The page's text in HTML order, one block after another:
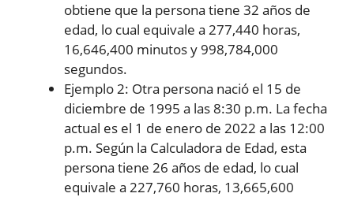
obtiene que la persona tiene 32 años de
edad, lo cual equivale a 277,440 horas,
16,646,400 minutos y 998,784,000
segundos.
Ejemplo 2: Otra persona nació el 15 de
diciembre de 1995 a las 8:30 p.m. La fecha
actual es el 1 de enero de 2022 a las 12:00
p.m. Según la Calculadora de Edad, esta
persona tiene 26 años de edad, lo cual
equivale a 227,760 horas, 13,665,600